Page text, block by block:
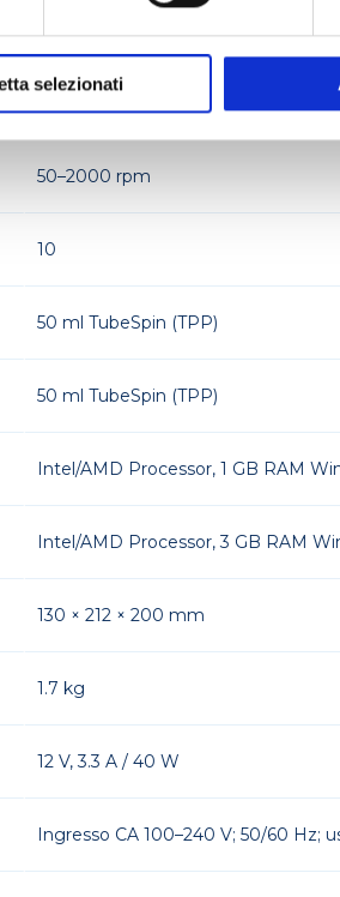
selezionati
±0.1°C
50–2000 rpm
10
50 ml TubeSpin (TPP)
50 ml TubeSpin (TPP)
Intel/AMD Processor, 1 GB RAM
Intel/AMD Processor, 3 GB RAM
130 × 212 × 200 mm
1.7 kg
12 V, 3.3 A / 40 W
Ingresso CA 100–240 V; 50/60 Hz;